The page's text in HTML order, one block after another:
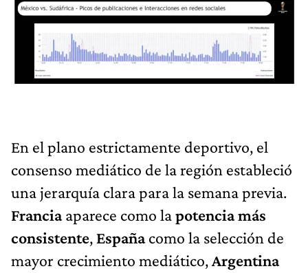
En el plano estrictamente deportivo, el
consenso mediático de la región estableció
una jerarquía clara para la semana previa.
Franciaaparece como lapotencia más
consistente,Españacomo la selección de
mayor crecimiento mediático,Argentina